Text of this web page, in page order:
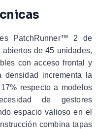
PatchRunner™ 2 de
de 45 unidades,
con acceso frontal y
densidad incrementa la
respecto a modelos
de gestores
espacio valioso en el
combina tapas